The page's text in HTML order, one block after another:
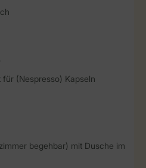
(Nespresso) Kapseln
begehbar) mit Dusche im